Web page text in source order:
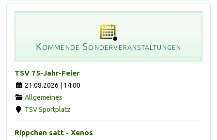
Kommende Sonderveranstaltungen
TSV 75-Jahr-Feier
21.08.2026 | 14:00
Allgemeines
TSV Sportplatz
Rippchen satt - Xenos